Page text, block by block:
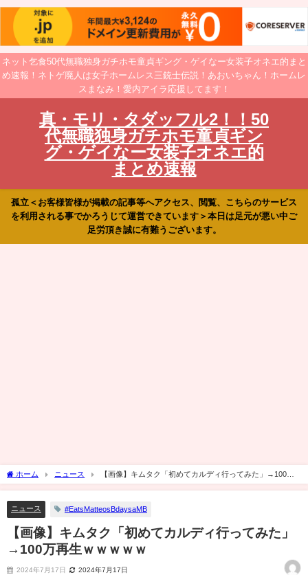
ネット乞食50代無職独身ガチホモ童貞ギング・ゲイなー女装子オネエ的まと
め速報！ネトゲ廃人は女子ホームレス三銃士伝説！あおいちゃん！ホームレ
スまなみ！愛内アイラ応援してます！
真・モリ・タダッフル2！！50
代無職独身ガチホモ童貞ギン
グ・ゲイなー女装子オネエ的
まとめ速報
孤立＜お客様皆様が掲載の記事等へアクセス、閲覧、こちらのサービス
を利用される事でかろうじて運営できています＞本日は足元が悪い中ご
足労頂き誠に有難うございます。
ホーム ニュース
【画像】キムタク「初めてカルディ行ってみた」→100万
再生ｗｗｗｗｗ
ニュース #EatsMatteosBdaysaMB
【画像】キムタク「初めてカルディ行ってみた」
→100万再生ｗｗｗｗｗ
2024年7月17日 2024年7月17日